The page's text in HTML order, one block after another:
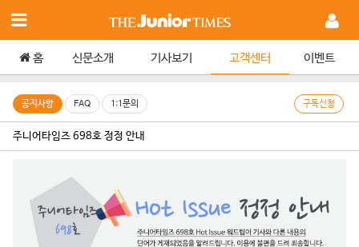
홈 신문소개 기사보기 고객센터 이벤트
공지사항 FAQ 1:1문의 구독신청
주니어타임즈 698호 정정 안내